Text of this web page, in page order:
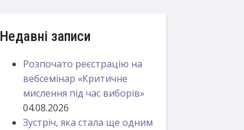
Недавні записи
Розпочато реєстрацію на
вебсемінар «Критичне
мислення під час виборів»
04.08.2026
Зустріч, яка стала ще одним